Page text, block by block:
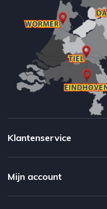
Klantenservice
Mijn account